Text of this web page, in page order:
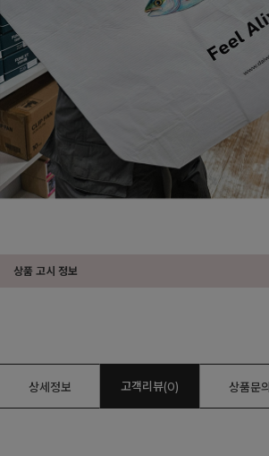
상품 고시 정보
상세정보 고객리뷰(0) 상품문의